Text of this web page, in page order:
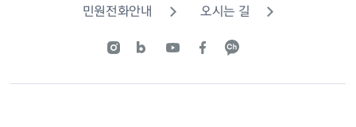
민원전화안내 오시는 길